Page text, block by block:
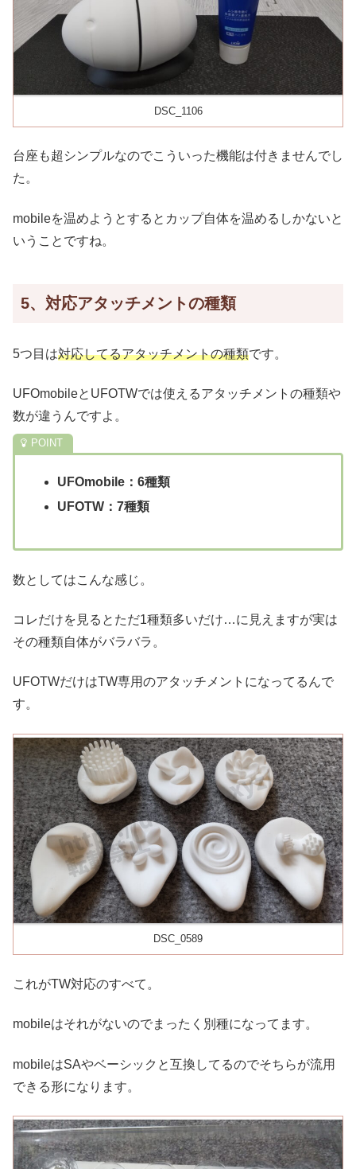
DSC_1106
台座も超シンプルなのでこういった機能は付きませんでし
た。
mobileを温めようとするとカップ自体を温めるしかないと
いうことですね。
5、対応アタッチメントの種類
5つ目は対応してるアタッチメントの種類です。
UFOmobileとUFOTWでは使えるアタッチメントの種類や
数が違うんですよ。
UFOmobile：6種類
UFOTW：7種類
数としてはこんな感じ。
コレだけを見るとただ1種類多いだけ…に見えますが実は
その種類自体がバラバラ。
UFOTWだけはTW専用のアタッチメントになってるんで
す。
DSC_0589
これがTW対応のすべて。
mobileはそれがないのでまったく別種になってます。
mobileはSAやベーシックと互換してるのでそちらが流用
できる形になります。